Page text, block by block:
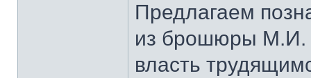
Предлагаем
из брошюры М.И.
власть